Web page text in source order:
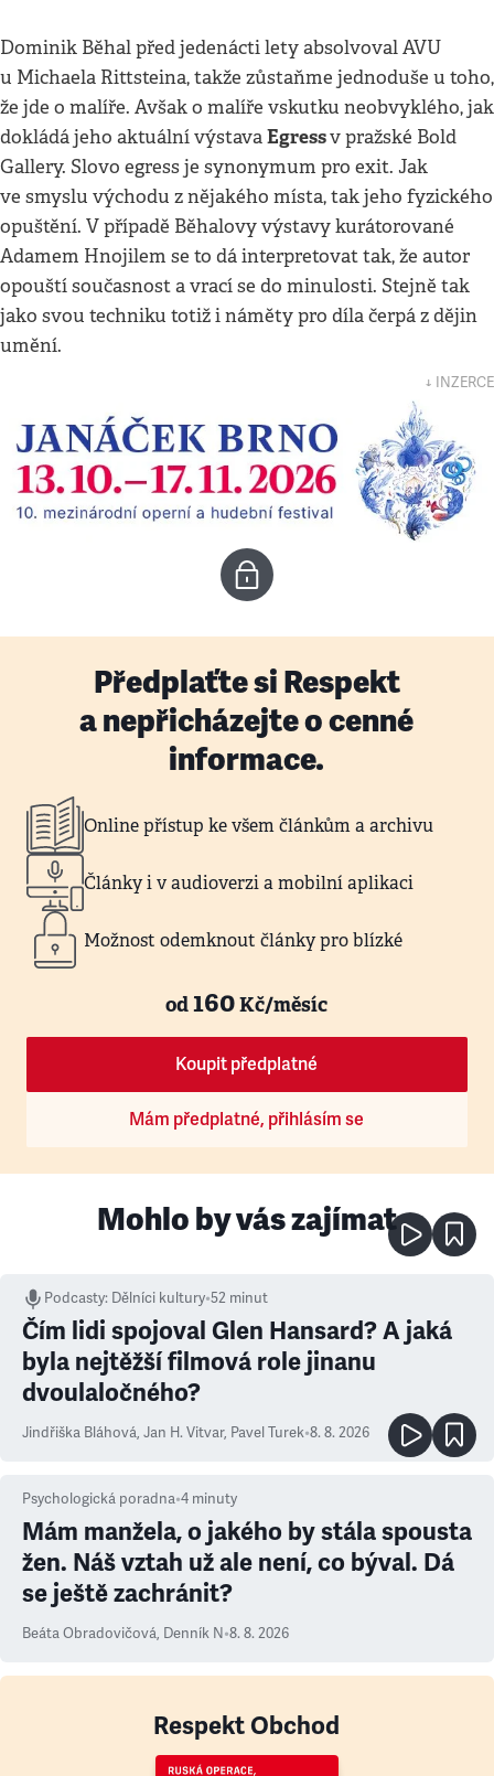
Dominik Běhal před jedenácti lety absolvoval AVU
u Michaela Rittsteina, takže zůstaňme jednoduše u toho,
že jde o malíře. Avšak o malíře vskutku neobvyklého, jak
dokládá jeho aktuální výstavaEgressv pražské Bold
Gallery. Slovo egress je synonymum pro exit. Jak
ve smyslu východu z nějakého místa, tak jeho fyzického
opuštění. V případě Běhalovy výstavy kurátorované
Adamem Hnojilem se to dá interpretovat tak, že autor
opouští současnost a vrací se do minulosti. Stejně tak
jako svou techniku totiž i náměty pro díla čerpá z dějin
umění.
↓ INZERCE
Předplaťte si Respekt
a nepřicházejte o cenné
informace.
Online přístup ke všem článkům a archivu
Články i v audioverzi a mobilní aplikaci
Možnost odemknout články pro blízké
od160Kč/měsíc
Koupit předplatné
Mám předplatné, přihlásím se
Mohlo by vás zajímat
Podcasty: Dělníci kultury•52 minut
Čím lidi spojoval Glen Hansard? A jaká
byla nejtěžší filmová role jinanu
dvoulaločného?
Jindřiška Bláhová, Jan H. Vitvar, Pavel Turek•8. 8. 2026
Psychologická poradna•4 minuty
Mám manžela, o jakého by stála spousta
žen. Náš vztah už ale není, co býval. Dá
se ještě zachránit?
Beáta Obradovičová, Denník N•8. 8. 2026
Respekt Obchod